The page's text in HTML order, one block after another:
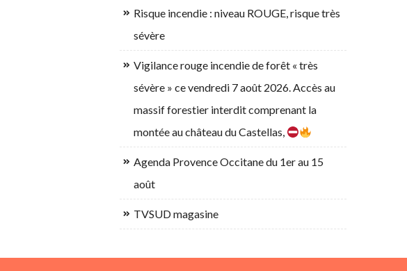
Risque incendie : niveau ROUGE, risque très
sévère
Vigilance rouge incendie de forêt « très
sévère » ce vendredi 7 août 2026. Accès au
massif forestier interdit comprenant la
montée au château du Castellas,
Agenda Provence Occitane du 1er au 15
août
TVSUD magasine